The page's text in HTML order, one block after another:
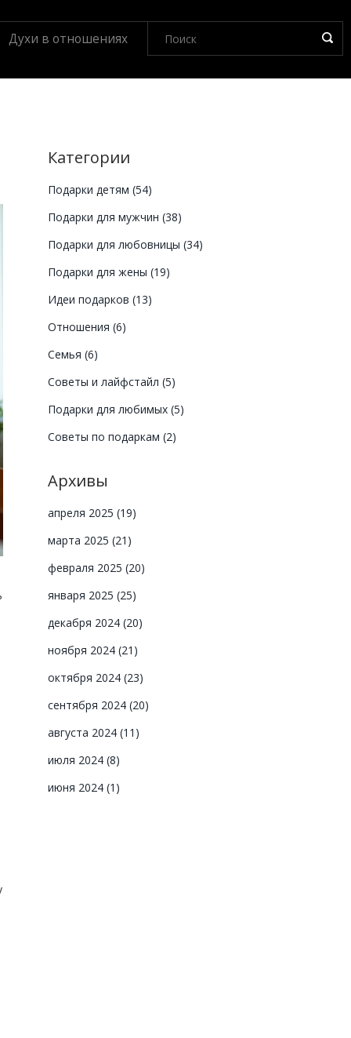
Духи в отношениях
Категории
Подарки детям (54)
Подарки для мужчин (38)
Подарки для любовницы (34)
Подарки для жены (19)
Идеи подарков (13)
Отношения (6)
Семья (6)
Советы и лайфстайл (5)
Подарки для любимых (5)
Советы по подаркам (2)
Архивы
апреля 2025 (19)
марта 2025 (21)
февраля 2025 (20)
января 2025 (25)
декабря 2024 (20)
ноября 2024 (21)
октября 2024 (23)
сентября 2024 (20)
августа 2024 (11)
июля 2024 (8)
июня 2024 (1)